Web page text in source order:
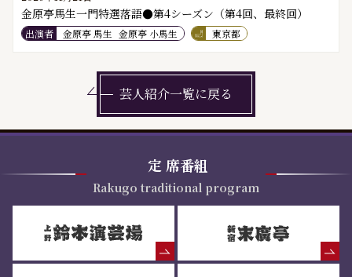
金原亭馬生一門特選落語●第4シーズン（第4回、最終回）
出演者 金原亭 馬生 金原亭 小馬生 東京都
芸人紹介一覧に戻る
定 席番組
Rakugo traditional program